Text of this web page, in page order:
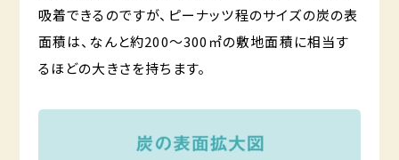
吸着できるのですが、ピーナッツ程のサイズの炭の表
面積は、なんと約200～300㎡の敷地面積に相当す
るほどの大きさを持ちます。